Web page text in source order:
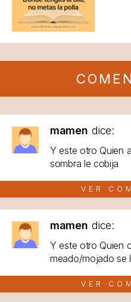
mamen dice:
Y este otro Quien
sombra le cobija
VER
mamen dice:
Y este otro Quien
meado/mojado se
VER